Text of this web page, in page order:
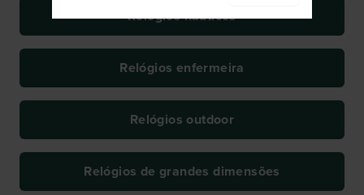
Relógios náuticos
Relógios enfermeira
Relógios outdoor
Relógios de grandes dimensões